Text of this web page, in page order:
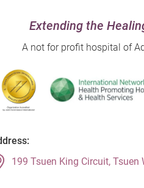
Extending the
A not for profit hospital of
199 Tsuen King Circuit, Tsuen